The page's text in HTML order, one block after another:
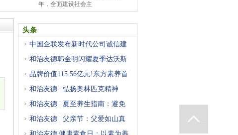
年，全面建设社会主
头条
中国企联发布新时代公司诚信建
和治友德韩金明闪耀夏季达沃斯
品牌价值115.56亿元!东方素养首
和治友德 | 弘扬奥林匹克精神
和治友德 | 夏至养生指南：避免
和治友德 | 父亲节：父爱如山真